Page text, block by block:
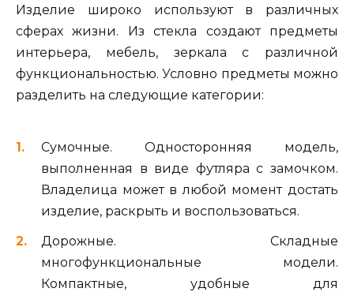
Изделие широко используют в различных
сферах жизни. Из стекла создают предметы
интерьера, мебель, зеркала с различной
функциональностью. Условно предметы можно
разделить на следующие категории:
Сумочные. Односторонняя модель,
выполненная в виде футляра с замочком.
Владелица может в любой момент достать
изделие, раскрыть и воспользоваться.
Дорожные. Складные
многофункциональные модели.
Компактные, удобные для